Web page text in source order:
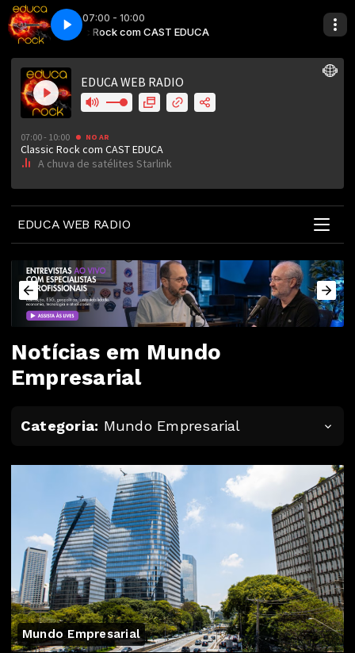
07:00 - 10:00
Classic Rock com CAST EDUCA Classic Rock
A chuva de satélites Starlink A chuva de
EDUCA WEB RADIO
Notícias em Mundo
Empresarial
Categoria: Mundo Empresarial
Mundo Empresarial